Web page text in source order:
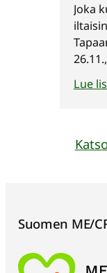
Joka
Lue
Suomen ME/